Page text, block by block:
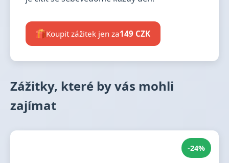
Koupit zážitek jen za149 CZK
Zážitky, které by vás mohli
zajímat
-24%